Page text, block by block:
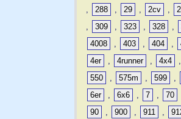
,
288 , 29 , 2cv ,
,
309 , 323 , 328 ,
4008
, 403 , 404 ,
4er
, 4runner , 4x4 ,
550
, 575m , 599 ,
6er
, 6x6 , 7 , 70
90
, 900 , 911 ,